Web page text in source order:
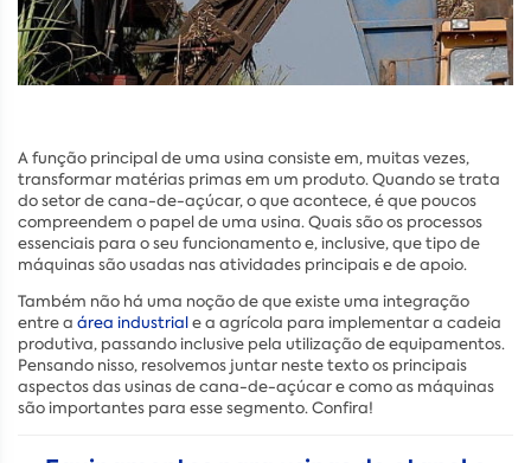
A função principal de uma usina consiste em, muitas vezes,
transformar matérias primas em um produto. Quando se trata
do setor de cana-de-açúcar, o que acontece, é que poucos
compreendem o papel de uma usina. Quais são os processos
essenciais para o seu funcionamento e, inclusive, que tipo de
máquinas são usadas nas atividades principais e de apoio.
Também não há uma noção de que existe uma integração
entre a área industriale a agrícola para implementar a cadeia
produtiva, passando inclusive pela utilização de equipamentos.
Pensando nisso, resolvemos juntar neste texto os principais
aspectos das usinas de cana-de-açúcar e como as máquinas
são importantes para esse segmento. Confira!